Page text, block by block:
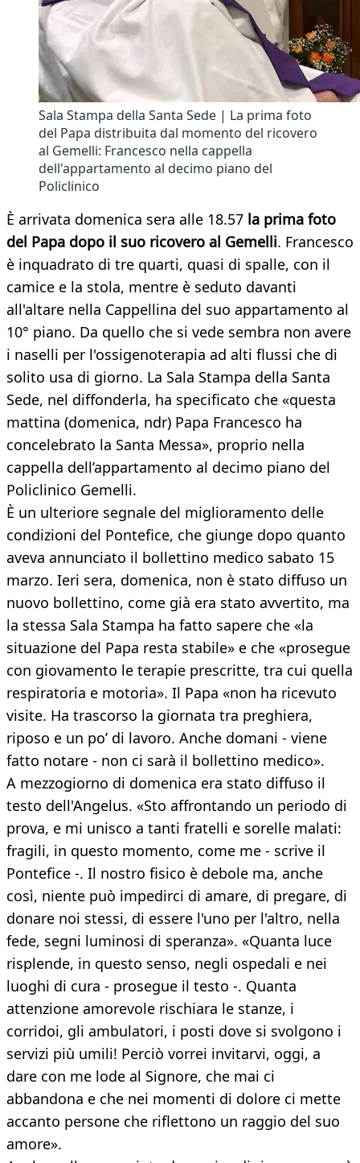
Sala Stampa della Santa Sede | La prima foto
del Papa distribuita dal momento del ricovero
al Gemelli: Francesco nella cappella
dell'appartamento al decimo piano del
Policlinico
È arrivata domenica sera alle 18.57 la prima foto
del Papa dopo il suo ricovero al Gemelli. Francesco
è inquadrato di tre quarti, quasi di spalle, con il
camice e la stola, mentre è seduto davanti
all'altare nella Cappellina del suo appartamento al
10° piano. Da quello che si vede sembra non avere
i naselli per l'ossigenoterapia ad alti flussi che di
solito usa di giorno. La Sala Stampa della Santa
Sede, nel diffonderla, ha specificato che «questa
mattina (domenica, ndr) Papa Francesco ha
concelebrato la Santa Messa», proprio nella
cappella dell’appartamento al decimo piano del
Policlinico Gemelli.
È un ulteriore segnale del miglioramento delle
condizioni del Pontefice, che giunge dopo quanto
aveva annunciato il bollettino medico sabato 15
marzo. Ieri sera, domenica, non è stato diffuso un
nuovo bollettino, come già era stato avvertito, ma
la stessa Sala Stampa ha fatto sapere che «la
situazione del Papa resta stabile» e che «prosegue
con giovamento le terapie prescritte, tra cui quella
respiratoria e motoria». Il Papa «non ha ricevuto
visite. Ha trascorso la giornata tra preghiera,
riposo e un po’ di lavoro. Anche domani - viene
fatto notare - non ci sarà il bollettino medico».
A mezzogiorno di domenica era stato diffuso il
testo dell'Angelus. «Sto affrontando un periodo di
prova, e mi unisco a tanti fratelli e sorelle malati:
fragili, in questo momento, come me - scrive il
Pontefice -. Il nostro fisico è debole ma, anche
così, niente può impedirci di amare, di pregare, di
donare noi stessi, di essere l'uno per l'altro, nella
fede, segni luminosi di speranza». «Quanta luce
risplende, in questo senso, negli ospedali e nei
luoghi di cura - prosegue il testo -. Quanta
attenzione amorevole rischiara le stanze, i
corridoi, gli ambulatori, i posti dove si svolgono i
servizi più umili! Perciò vorrei invitarvi, oggi, a
dare con me lode al Signore, che mai ci
abbandona e che nei momenti di dolore ci mette
accanto persone che riflettono un raggio del suo
amore».